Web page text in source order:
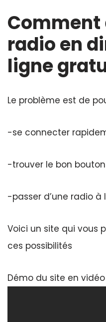
Comment
radio en
ligne
Le problème est de
-se connecter
-trouver le bon
-passer d’une radio à
Voici un site qui vous
ces possibilités
Démo du site en vidéo